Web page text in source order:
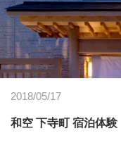
2018/05/17
和空 下寺町 宿泊体験